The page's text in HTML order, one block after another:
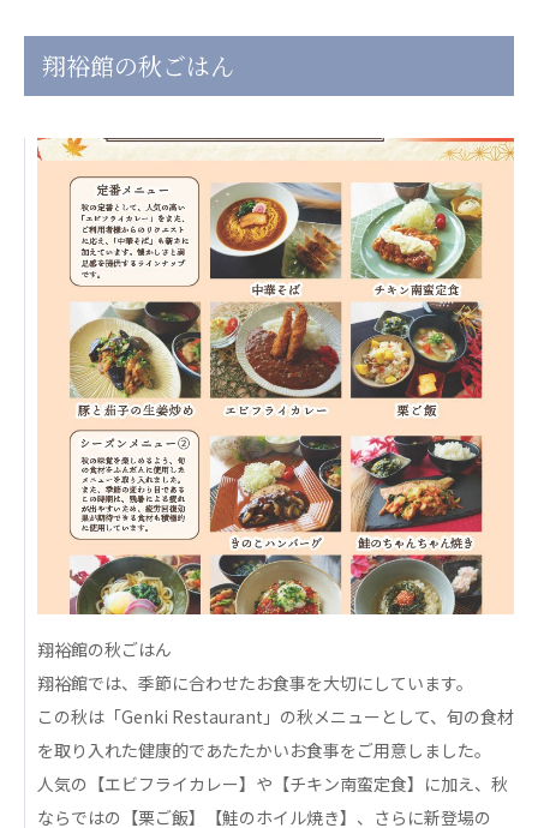
株式会社Genkiリレーションズ
一般社団法人 日本高齢者福祉協会
株式会社 爽やかな風沖縄
爽やかな風 中部エリア
爽やかな風 那覇エリア
株式会社 鷹揚館
鷹揚館
社会福祉法人 共生会
特別養護老人ホーム 共生の家
株式会社 アジアメデカ元気事業団
アジアメデカ元気事業団
株式会社 爽やかな風九州
爽やかな風九州
株式会社 七星
七星
社会福祉法人 福ふく
福ふく
株式会社 せきれい
せきれい
社会福祉法人 心の会
心の会
医療（共に生きる仲間達）
S-Labo（渋谷院）
翔裕館の秋ごはん
翔裕館の秋ごはん
翔裕館では、季節に合わせたお食事を大切にしています。
この秋は「Genki Restaurant」の秋メニューとして、旬の食材
を取り入れた健康的であたたかいお食事をご用意しました。
人気の【エビフライカレー】や【チキン南蛮定食】に加え、秋
ならではの【栗ご飯】【鮭のホイル焼き】、さらに新登場の